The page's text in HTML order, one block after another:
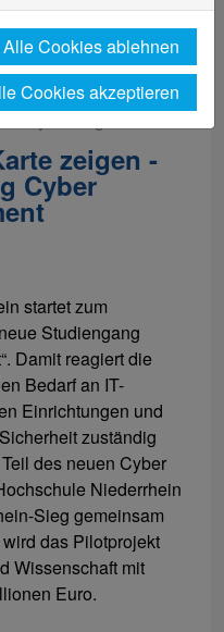
geht es in dem
zeigen -
Cyber
startet zum
Studiengang
Damit reagiert die
Bedarf an IT-
Einrichtungen und
zuständig
des neuen Cyber
Niederrhein
Sieg gemeinsam
das Pilotprojekt
Wissenschaft mit
Euro.
Alle Cookies ablehnen
Cookies akzeptieren